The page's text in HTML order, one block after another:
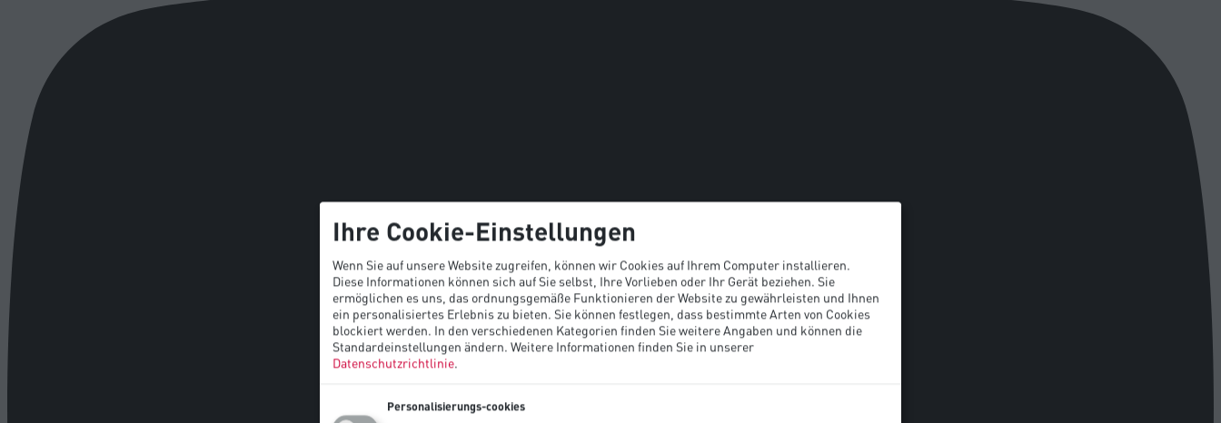
Ihre Cookie-Einstellungen
Wenn Sie auf unsere Website zugreifen, können wir Cookies auf Ihrem Computer installieren.
Diese Informationen können sich auf Sie selbst, Ihre Vorlieben oder Ihr Gerät beziehen. Sie
ermöglichen es uns, das ordnungsgemäße Funktionieren der Website zu gewährleisten und Ihnen
ein personalisiertes Erlebnis zu bieten. Sie können festlegen, dass bestimmte Arten von Cookies
blockiert werden. In den verschiedenen Kategorien finden Sie weitere Angaben und können die
Standardeinstellungen ändern. Weitere Informationen finden Sie in unserer
Datenschutzrichtlinie.
Personalisierungs-cookies